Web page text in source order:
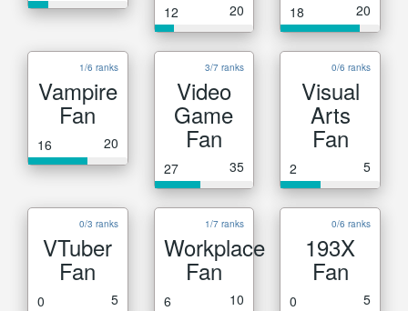
12 20 18 20
1/6 ranks
Vampire
Fan
16 20
3/7 ranks
Video
Game
Fan
27 35
0/6 ranks
Visual
Arts
Fan
2 5
0/3 ranks
VTuber
Fan
0 5
1/7 ranks
Workplace
Fan
6 10
0/6 ranks
193X
Fan
0 5